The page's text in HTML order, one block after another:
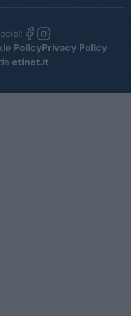
PolicyPrivacy Policy
etinet.it